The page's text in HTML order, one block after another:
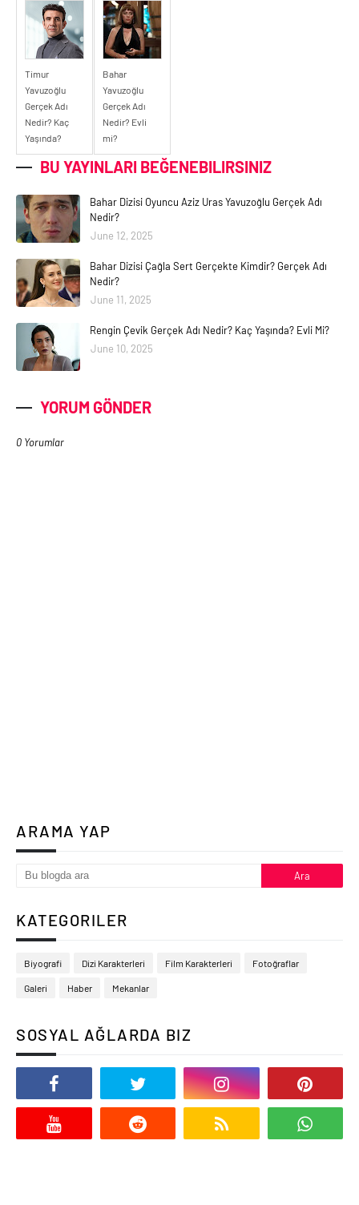
Timur
Yavuzoğlu
Gerçek Adı
Nedir? Kaç
Yaşında?
Bahar
Yavuzoğlu
Gerçek Adı
Nedir? Evli
mi?
BU YAYINLARI BEĞENEBILIRSINIZ
Bahar Dizisi Oyuncu Aziz Uras Yavuzoğlu Gerçek Adı
Nedir?
June 12, 2025
Bahar Dizisi Çağla Sert Gerçekte Kimdir? Gerçek Adı
Nedir?
June 11, 2025
Rengin Çevik Gerçek Adı Nedir? Kaç Yaşında? Evli Mi?
June 10, 2025
YORUM GÖNDER
0 Yorumlar
ARAMA YAP
KATEGORILER
Biyografi Dizi Karakterleri Film Karakterleri Fotoğraflar
Galeri Haber Mekanlar
SOSYAL AĞLARDA BIZ